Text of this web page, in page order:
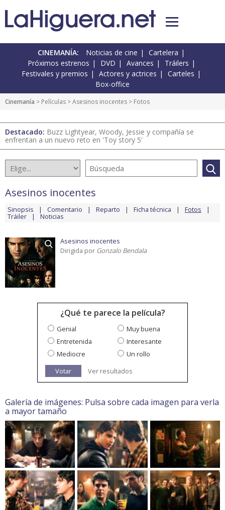
CINEMANÍA: Noticias de cine
Cartelera
Próximos estrenos
DVD Avances
Tráilers
Festivales y premios
Actores y actrices
Carteles
Box-office
Cinemanía > Películas >Asesinos inocentes > Fotos
Destacado: Buzz Lightyear, Woody, Jessie y compañía se
enfrentan a un nuevo reto en 'Toy story 5'
Asesinos inocentes
Sinopsis Comentario Reparto Ficha técnica Fotos
Tráiler Noticias
Asesinos inocentes
Dirigida por Gonzalo Bendala
¿Qué te parece la película?
Genial
Muy buena
Entretenida
Interesante
Mediocre
Un rollo
Votar
Ver resultados
Galería de imágenes: Pulsa sobre cada imagen para verla
a mayor tamaño